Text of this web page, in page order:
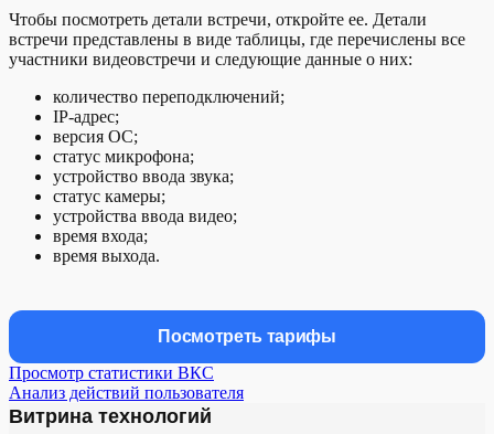
Чтобы посмотреть детали встречи, откройте ее. Детали
встречи представлены в виде таблицы, где перечислены все
участники видеовстречи и следующие данные о них:
количество переподключений;
IP-адрес;
версия ОС;
статус микрофона;
устройство ввода звука;
статус камеры;
устройства ввода видео;
время входа;
время выхода.
Посмотреть тарифы
Просмотр статистики ВКС
Анализ действий пользователя
Витрина технологий